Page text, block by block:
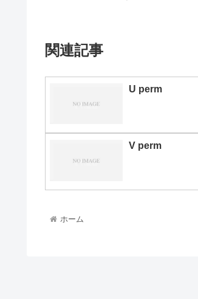
関連記事
U perm
V perm
ホーム